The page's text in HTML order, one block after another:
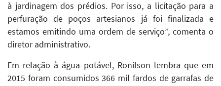
à jardinagem dos prédios. Por isso, a licitação para a
perfuração de poços artesianos já foi finalizada e
estamos emitindo uma ordem de serviço”, comenta o
diretor administrativo.
Em relação à água potável, Ronilson lembra que em
2015 foram consumidos 366 mil fardos de garrafas de